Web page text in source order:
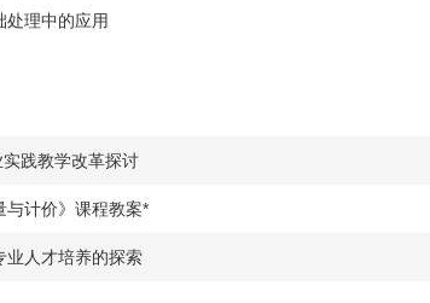
处理中的应用
践教学改革探讨
与计价》课程教案*
业人才培养的探索